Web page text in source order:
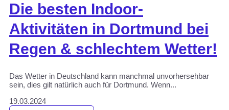
Die besten Indoor-
Aktivitäten in Dortmund bei
Regen & schlechtem Wetter!
Das Wetter in Deutschland kann manchmal unvorhersehbar
sein, dies gilt natürlich auch für Dortmund. Wenn...
19.03.2024